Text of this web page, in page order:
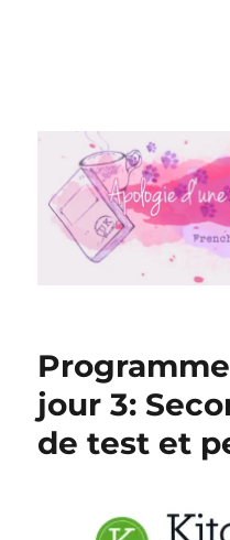
Apologie
jour 3:
de test et